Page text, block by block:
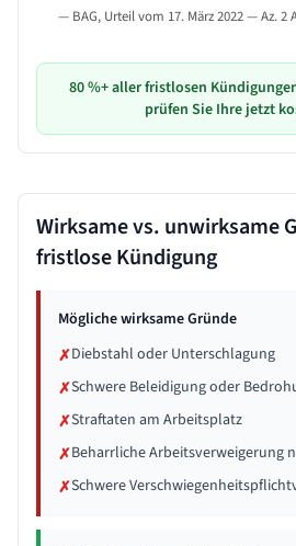
— BAG, Urteil vom 17. März 2022 — Az. 2
80 %+ aller fristlosen
prüfen Sie Ihre jetzt
Wirksame vs. unwirksame
fristlose Kündigung
Mögliche wirksame Gründe
✗Diebstahl oder Unterschlagung
✗Schwere Beleidigung oder
✗Straftaten am Arbeitsplatz
✗Beharrliche Arbeitsverweigerung
✗Schwere